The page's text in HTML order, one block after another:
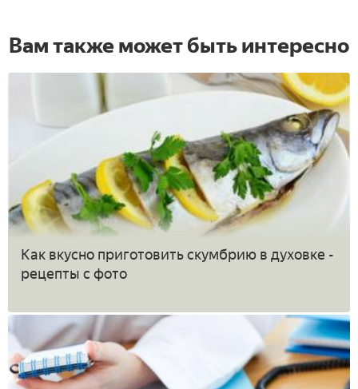
Вам также может быть интересно
Как вкусно приготовить скумбрию в духовке -
рецепты с фото